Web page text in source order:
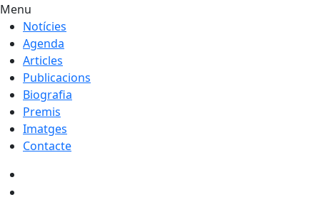
Menu
Notícies
Agenda
Articles
Publicacions
Biografia
Premis
Imatges
Contacte